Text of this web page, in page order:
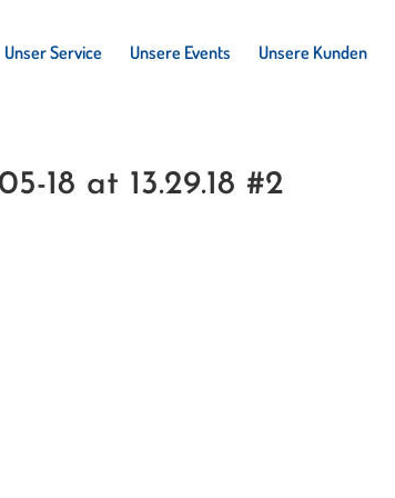
Unser Service Unsere Events Unsere Kunden
18 at 13.29.18 #2